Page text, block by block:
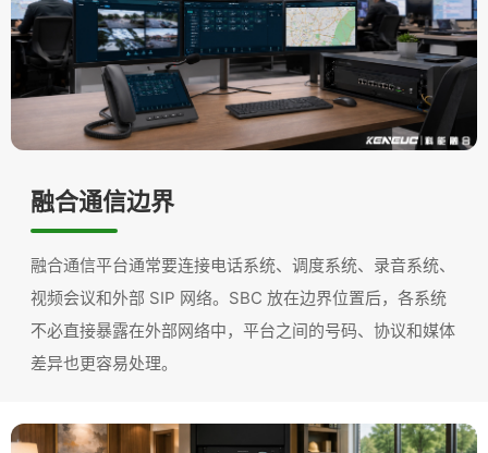
融合通信边界
融合通信平台通常要连接电话系统、调度系统、录音系统、
视频会议和外部 SIP 网络。SBC 放在边界位置后，各系统
不必直接暴露在外部网络中，平台之间的号码、协议和媒体
差异也更容易处理。